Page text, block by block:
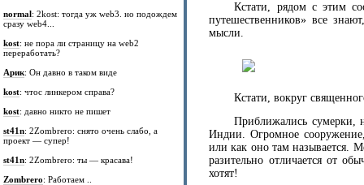
normal: 2kost: тогда уж web3. но подождем
сразу web4...
kost: не пора ли страницу на web2
переработать?
Арик: Он давно в таком виде
kost: чтос линкером справа?
kost: давно никто не пишет
st41n: 2Zombrero: снято очень слабо, а
проект — супер!
st41n: 2Zombrero: ты — красава!
Zombrero: Работаем ..
Кстати, рядом с этим
путешественников» все
мысли.
Кстати, вокруг
Приближались сумерки,
Индии. Огромное
или как оно там называется.
разительно отличается от
хотят!